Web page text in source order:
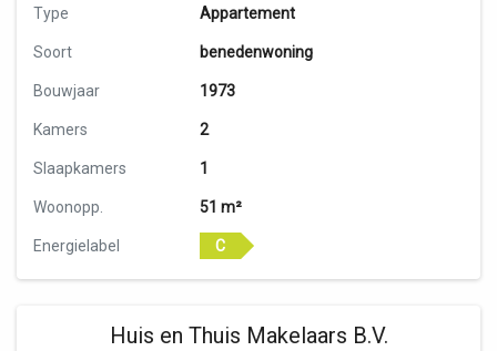
Type Appartement
Soort benedenwoning
Bouwjaar 1973
Kamers 2
Slaapkamers 1
Woonopp. 51 m²
Energielabel C
Huis en Thuis Makelaars B.V.